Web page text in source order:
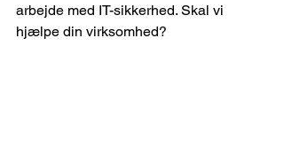
arbejde med IT-sikkerhed. Skal vi
hjælpe din virksomhed?